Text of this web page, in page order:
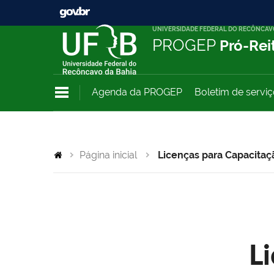
UNIVERSIDADE FEDERAL DO
PROGEP Pró-
Agenda da PROGEP Boletim de
Página inicial Licenças para